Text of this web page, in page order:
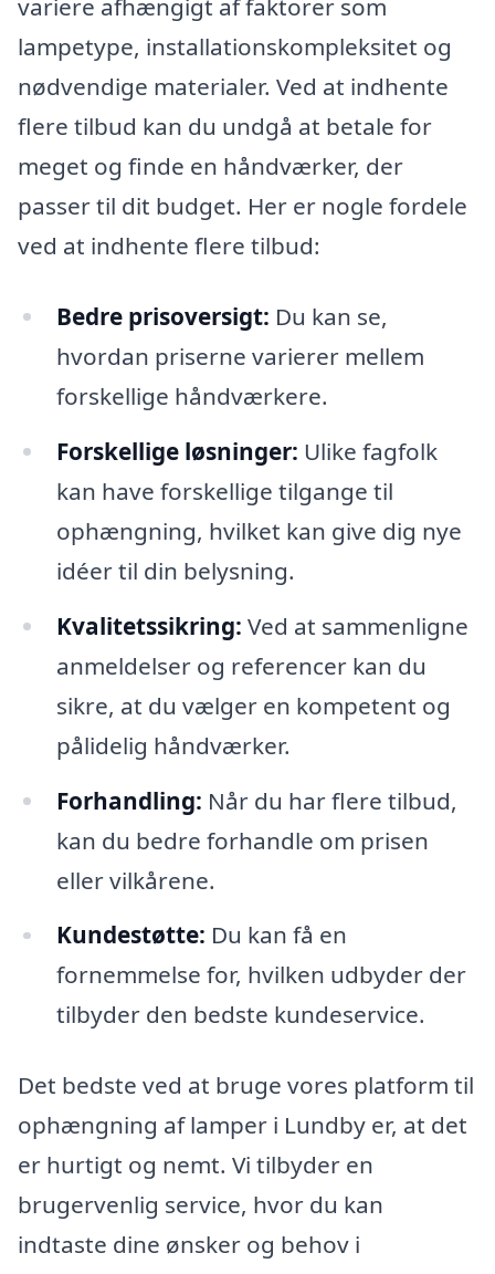
variere afhængigt af faktorer som
lampetype, installationskompleksitet og
nødvendige materialer. Ved at indhente
flere tilbud kan du undgå at betale for
meget og finde en håndværker, der
passer til dit budget. Her er nogle fordele
ved at indhente flere tilbud:
Bedre prisoversigt: Du kan se,
hvordan priserne varierer mellem
forskellige håndværkere.
Forskellige løsninger: Ulike fagfolk
kan have forskellige tilgange til
ophængning, hvilket kan give dig nye
idéer til din belysning.
Kvalitetssikring: Ved at sammenligne
anmeldelser og referencer kan du
sikre, at du vælger en kompetent og
pålidelig håndværker.
Forhandling: Når du har flere tilbud,
kan du bedre forhandle om prisen
eller vilkårene.
Kundestøtte: Du kan få en
fornemmelse for, hvilken udbyder der
tilbyder den bedste kundeservice.
Det bedste ved at bruge vores platform til
ophængning af lamper i Lundby er, at det
er hurtigt og nemt. Vi tilbyder en
brugervenlig service, hvor du kan
indtaste dine ønsker og behov i